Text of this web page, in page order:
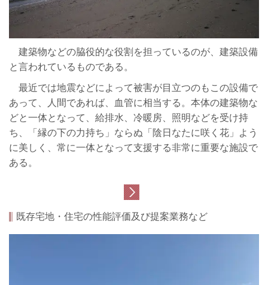
建築物などの脇役的な役割を担っているのが、建築設備
と言われているものである。
最近では地震などによって被害が目立つのもこの設備で
あって、人間であれば、血管に相当する。本体の建築物な
どと一体となって、給排水、冷暖房、照明などを受け持
ち、「縁の下の力持ち」ならぬ「陰日なたに咲く花」よう
に美しく、常に一体となって支援する非常に重要な施設で
ある。
既存宅地・住宅の性能評価及び提案業務など